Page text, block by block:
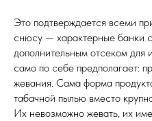
Это подтверждается всеми
снюсу — характерные банки
дополнительным отсеком для
само по себе предполагает:
жевания. Сама форма
табачной пылью вместо
Их невозможно жевать, их